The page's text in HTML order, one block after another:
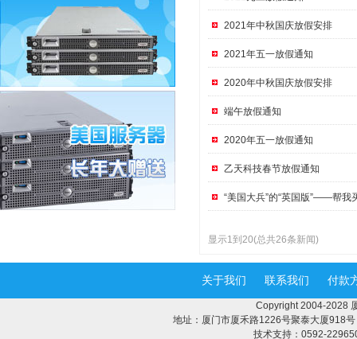
2021年中秋国庆放假安排
2021年五一放假通知
2020年中秋国庆放假安排
端午放假通知
2020年五一放假通知
乙天科技春节放假通知
“美国大兵”的“英国版”——帮我
显示1到20(总共26条新闻)
关于我们 联系我们 付款
Copyright 2004-2028
地址：厦门市厦禾路1226号聚泰大厦918
技术支持：0592-